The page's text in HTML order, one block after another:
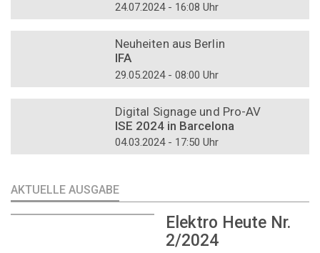
24.07.2024 - 16:08 Uhr
Neuheiten aus Berlin
IFA
29.05.2024 - 08:00 Uhr
Digital Signage und Pro-AV
ISE 2024 in Barcelona
04.03.2024 - 17:50 Uhr
AKTUELLE AUSGABE
Elektro Heute Nr.
2/2024